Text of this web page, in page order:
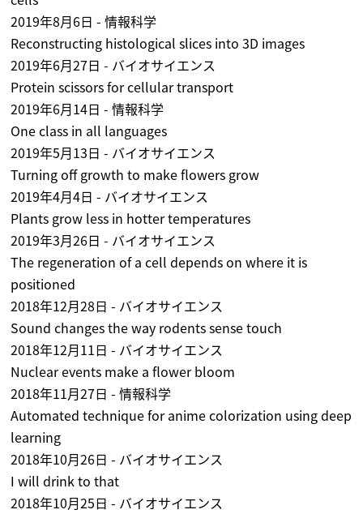
2019年8月6日 - 情報科学
Reconstructing histological slices into 3D images
2019年6月27日 - バイオサイエンス
Protein scissors for cellular transport
2019年6月14日 - 情報科学
One class in all languages
2019年5月13日 - バイオサイエンス
Turning off growth to make flowers grow
2019年4月4日 - バイオサイエンス
Plants grow less in hotter temperatures
2019年3月26日 - バイオサイエンス
The regeneration of a cell depends on where it is
positioned
2018年12月28日 - バイオサイエンス
Sound changes the way rodents sense touch
2018年12月11日 - バイオサイエンス
Nuclear events make a flower bloom
2018年11月27日 - 情報科学
Automated technique for anime colorization using deep
learning
2018年10月26日 - バイオサイエンス
I will drink to that
2018年10月25日 - バイオサイエンス